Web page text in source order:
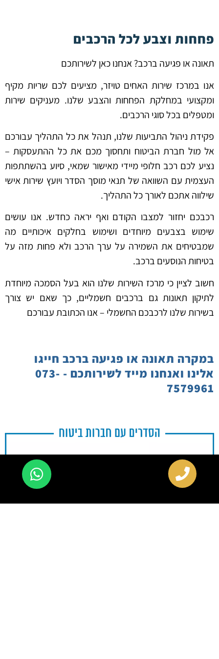
פחחות וצבע לכל הרכבים
תאונה או פגיעה ברכב? אנחנו כאן לשירותכם
אנו במרכז שירות האחים טויזר, מציעים לכם שריות מקיף
ומקצועי במחלקת הפחחות והצבע שלנו. מעניקים שירות
ומטפלים בכל סוגי הרכבים.
פקידת ניהול התביעות שלנו, תנהל את כל התהליך עבורכם
אל מול חברת הביטוח ותחסוך מכם את כל ההתעסקות –
נציע לכם רכב חלופי מיידי מאישור שמאי, סיוע בהשתתפות
העצמית עם השוואה של תנאי מוסך הסדר ויועץ שירות אישי
שילווה אתכם לאורך כל התהליך.
רכבכם יחזור למצבו הקודם ואף יראה כחדש. אנו עושים
שימוש בצבעים מיוחדים ושימוש בחלקים איכותיים מה
שמבטיחים את השמירה על ערך הרכב ולא פחות מזה על
בטיחות הנוסעים ברכב.
חשוב לציין כי מרכז השירות שלנו הוא בעל הסמכה מיוחדת
לתיקון תאונות גם ברכבים חשמליים, כך שאם יש צורך
בשירות שלנו לרכבכם החשמלי – אנו הכתובת עבורכם
במקרה תאונה או פגיעה ברכב חייגו
אלינו ואנחנו מייד לשירותכם - 073-
7579961